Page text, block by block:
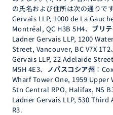
の氏名および住所は次の通りです
Gervais LLP, 1000 de La
Montréal, QC H3B 5H4、 ブリ
Ladner Gervais LLP, 1200
Street, Vancouver, BC V7X 1T2、
Gervais LLP, 22 Adelaide
M5H 4E3、 ノバスコシア州 ：
Wharf Tower One, 1959 Upper
Stn Central RPO, Halifax, NS
Ladner Gervais LLP, 530 Third
R3.